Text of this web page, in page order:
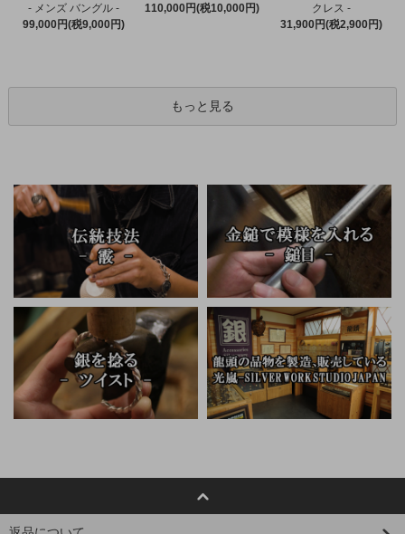
- メンズ バングル -
99,000円(税9,000円)
110,000円(税10,000円)
クレス -
31,900円(税2,900円)
もっと見る